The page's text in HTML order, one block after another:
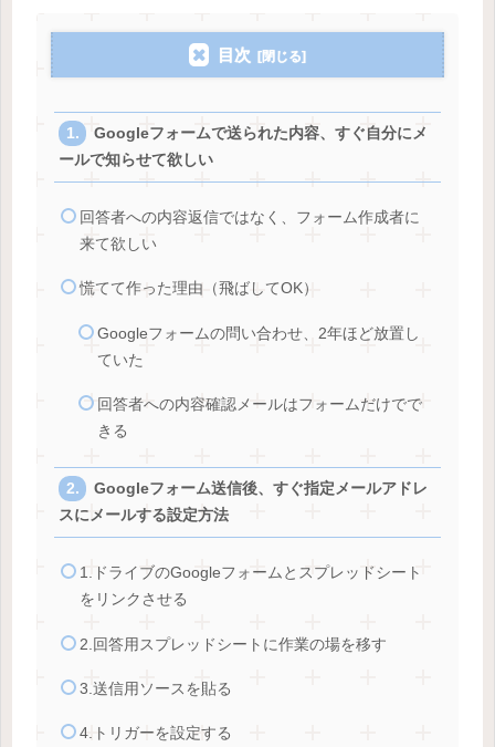
目次
Googleフォームで送られた内容、すぐ自分にメ
ールで知らせて欲しい
回答者への内容返信ではなく、フォーム作成者に
来て欲しい
慌てて作った理由（飛ばしてOK）
Googleフォームの問い合わせ、2年ほど放置し
ていた
回答者への内容確認メールはフォームだけでで
きる
Googleフォーム送信後、すぐ指定メールアドレ
スにメールする設定方法
1.ドライブのGoogleフォームとスプレッドシート
をリンクさせる
2.回答用スプレッドシートに作業の場を移す
3.送信用ソースを貼る
4.トリガーを設定する